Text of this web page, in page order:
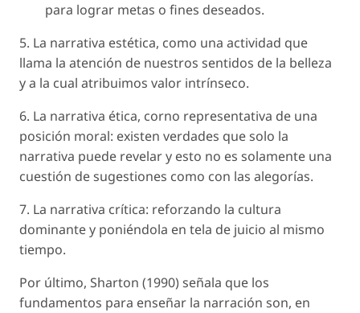
para lograr metas o fines deseados.
5. La narrativa estética, como una actividad que
llama la atención de nuestros sentidos de la belleza
y a la cual atribuimos valor intrínseco.
6. La narrativa ética, corno representativa de una
posición moral: existen verdades que solo la
narrativa puede revelar y esto no es solamente una
cuestión de sugestiones como con las alegorías.
7. La narrativa crítica: reforzando la cultura
dominante y poniéndola en tela de juicio al mismo
tiempo.
Por último, Sharton (1990) señala que los
fundamentos para enseñar la narración son, en